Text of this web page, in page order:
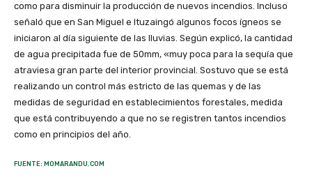
como para disminuir la producción de nuevos incendios. Incluso
señaló que en San Miguel e Ituzaingó algunos focos ígneos se
iniciaron al día siguiente de las lluvias. Según explicó, la cantidad
de agua precipitada fue de 50mm, «muy poca para la sequía que
atraviesa gran parte del interior provincial. Sostuvo que se está
realizando un control más estricto de las quemas y de las
medidas de seguridad en establecimientos forestales, medida
que está contribuyendo a que no se registren tantos incendios
como en principios del año.
FUENTE: MOMARANDU.COM